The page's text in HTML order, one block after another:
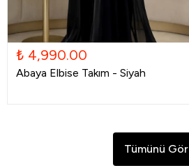
₺ 4,990.00
Abaya Elbise Takım - Siyah
Tümünü Gör